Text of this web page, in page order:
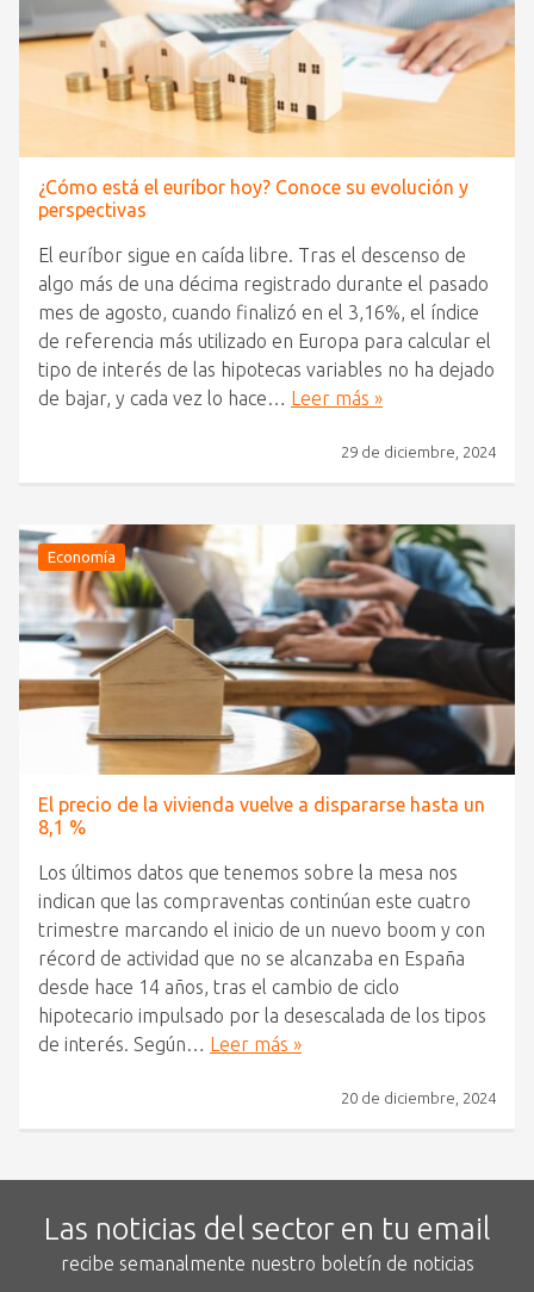
¿Cómo está el euríbor hoy? Conoce su evolución y
perspectivas
El euríbor sigue en caída libre. Tras el descenso de
algo más de una décima registrado durante el pasado
mes de agosto, cuando finalizó en el 3,16%, el índice
de referencia más utilizado en Europa para calcular el
tipo de interés de las hipotecas variables no ha dejado
de bajar, y cada vez lo hace… Leer más »
29 de diciembre, 2024
Economía
El precio de la vivienda vuelve a dispararse hasta un
8,1 %
Los últimos datos que tenemos sobre la mesa nos
indican que las compraventas continúan este cuatro
trimestre marcando el inicio de un nuevo boom y con
récord de actividad que no se alcanzaba en España
desde hace 14 años, tras el cambio de ciclo
hipotecario impulsado por la desescalada de los tipos
de interés. Según… Leer más »
20 de diciembre, 2024
Las noticias del sector en tu email
recibe semanalmente nuestro boletín de noticias